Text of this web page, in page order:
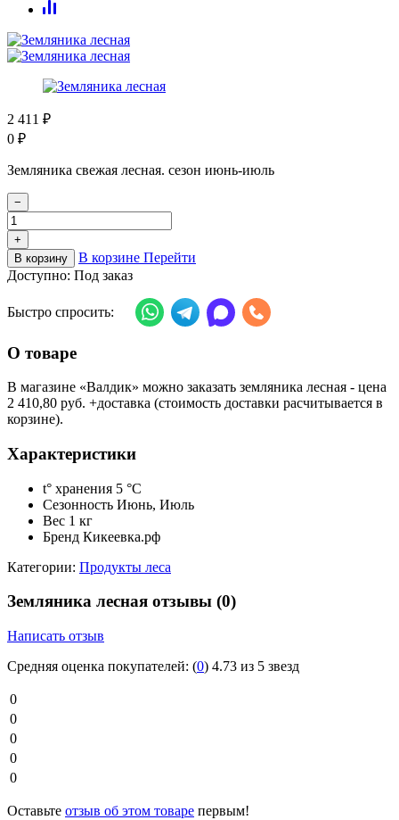
2 411 ₽
0 ₽
Земляника свежая лесная. сезон июнь-июль
−
+
В корзину
В корзине Перейти
Доступно: Под заказ
Быстро спросить:
О товаре
В магазине «Валдик» можно заказать земляника лесная - цена
2 410,80 руб. +доставка (стоимость доставки расчитывается в
корзине).
Характеристики
t° хранения 5 °C
Сезонность Июнь, Июль
Вес 1 кг
Бренд Кикеевка.рф
Категории: Продукты леса
Земляника лесная отзывы (0)
Написать отзыв
Средняя оценка покупателей: (0) 4.73 из 5 звезд
0
0
0
0
0
Оставьте отзыв об этом товаре первым!